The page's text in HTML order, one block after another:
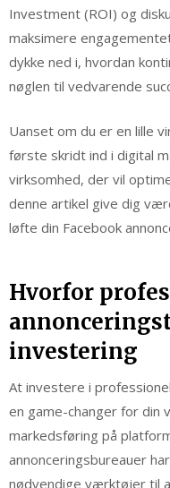
Investment (ROI) og
maksimere
dykke ned i, hvordan
nøglen til vedvarende
Uanset om du er en lille
første skridt ind i digital
virksomhed, der vil
denne artikel give dig
løfte din Facebook
Hvorfor
investering
At investere i
en game-changer for din
markedsføring på
annonceringsbureauer
nødvendige værktøjer til